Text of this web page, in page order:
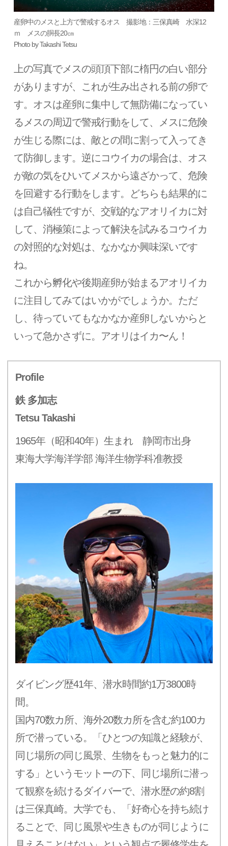
産卵中のメスと上方で警戒するオス 撮影地：三保真崎 水深12
ｍ メスの胴長20㎝
Photo by Takashi Tetsu
上の写真でメスの頭頂下部に楕円の白い部分
がありますが、これが生み出される前の卵で
す。オスは産卵に集中して無防備になってい
るメスの周辺で警戒行動をして、メスに危険
が生じる際には、敵との間に割って入ってき
て防御します。逆にコウイカの場合は、オス
が敵の気をひいてメスから遠ざかって、危険
を回避する行動をします。どちらも結果的に
は自己犠牲ですが、交戦的なアオリイカに対
して、消極策によって解決を試みるコウイカ
の対照的な対処は、なかなか興味深いです
ね。
これから孵化や後期産卵が始まるアオリイカ
に注目してみてはいかがでしょうか。ただ
し、待っていてもなかなか産卵しないからと
いって急かさずに。アオリはイカ〜ん！
Profile
鉄 多加志
Tetsu Takashi
1965年（昭和40年）生まれ 静岡市出身
東海大学海洋学部 海洋生物学科准教授
ダイビング歴41年、潜水時間約1万3800時
間。
国内70数カ所、海外20数カ所を含む約100カ
所で潜っている。「ひとつの知識と経験が、
同じ場所の同じ風景、生物をもっと魅力的に
する」というモットーの下、同じ場所に潜っ
て観察を続けるダイバーで、潜水歴の約8割
は三保真崎。大学でも、「好奇心を持ち続け
ることで、同じ風景や生きものが同じように